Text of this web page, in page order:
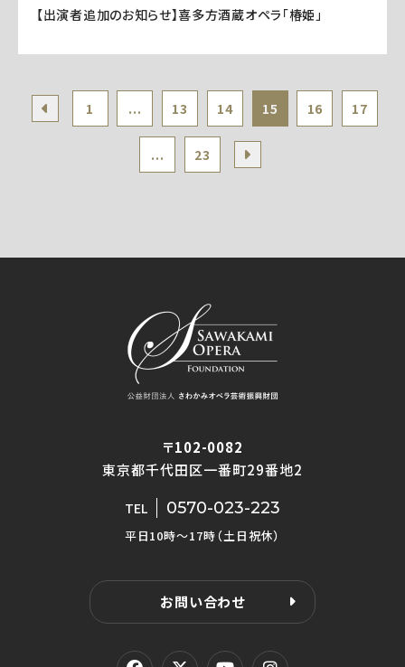
【出演者追加のお知らせ】喜多方酒蔵オペラ「椿姫」
1 ... 13 14 15 16 17
... 23
〒102-0082
東京都千代田区一番町29番地2
TEL 0570-023-223
平日10時〜17時（土日祝休）
お問い合わせ